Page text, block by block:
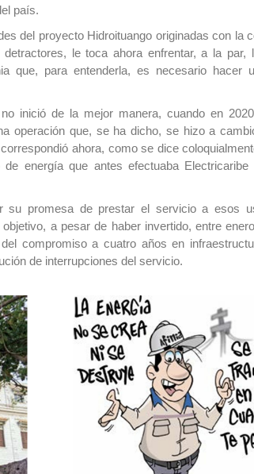
país.
del proyecto Hidroituango originadas con la
le toca ahora enfrentar, a la par,
que, para entenderla, es necesario hacer
inició de la mejor manera, cuando en
operación que, se ha dicho, se hizo a
ahora, como se dice
energía que antes efectuaba Electricaribe
su promesa de prestar el servicio a esos
a pesar de haber invertido, entre
compromiso a cuatro años en
de interrupciones del servicio.